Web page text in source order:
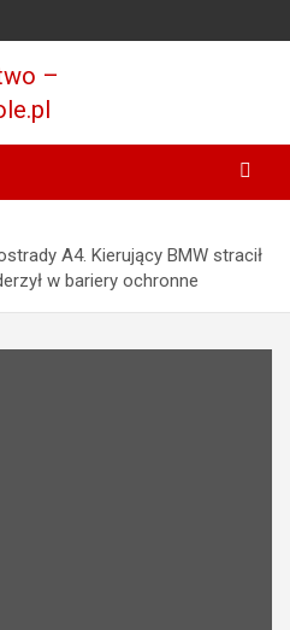
–
A4. Kierujący BMW stracił
w bariery ochronne